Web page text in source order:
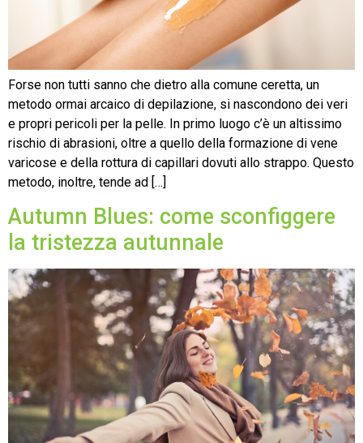
Forse non tutti sanno che dietro alla comune ceretta, un
metodo ormai arcaico di depilazione, si nascondono dei veri
e propri pericoli per la pelle. In primo luogo c’è un altissimo
rischio di abrasioni, oltre a quello della formazione di vene
varicose e della rottura di capillari dovuti allo strappo. Questo
metodo, inoltre, tende ad […]
Autumn Blues: come sconfiggere
la tristezza autunnale